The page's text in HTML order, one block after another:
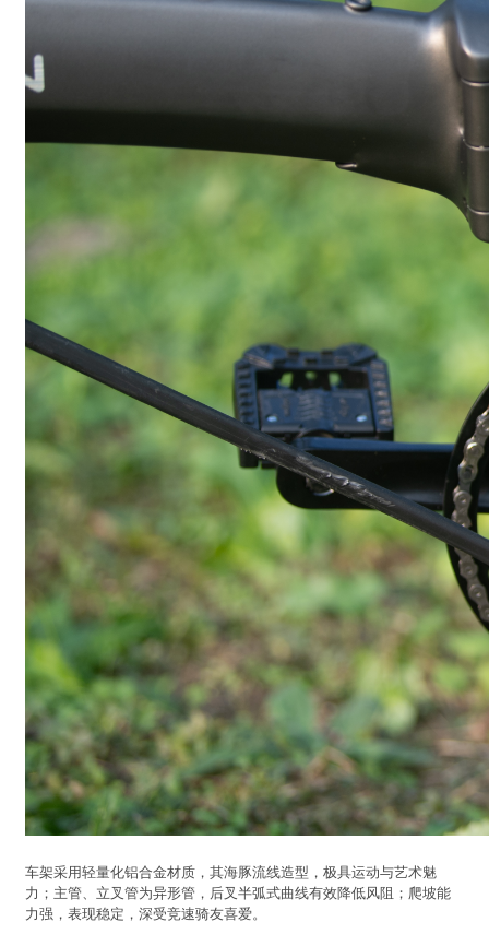
车架采用轻量化铝合金材质，其海豚流线造型，极具运动与艺术魅
力；主管、立叉管为异形管，后叉半弧式曲线有效降低风阻；爬坡能
力强，表现稳定，深受竞速骑友喜爱。